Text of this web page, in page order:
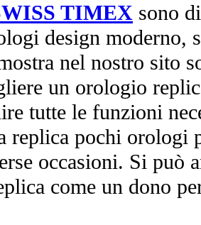
TIMEX sono
design moderno,
nel nostro sito
un orologio
tutte le funzioni
replica pochi orologi
occasioni. Si può
come un dono